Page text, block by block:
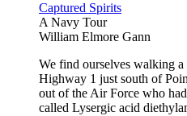
Captured Spirits
A Navy Tour
William Elmore Gann
We find ourselves walking
Highway 1 just south of
out of the Air Force who
called Lysergic acid